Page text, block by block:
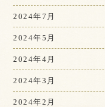
2024年7月
2024年5月
2024年4月
2024年3月
2024年2月